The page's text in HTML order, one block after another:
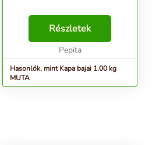
Részletek
Pepita
Hasonlók, mint Kapa bajai 1.00 kg
MUTA